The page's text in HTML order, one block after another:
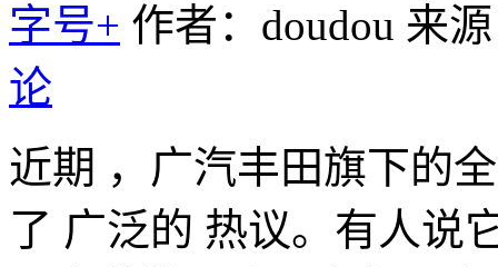
字号+ 作者：doudou 来
论
近期 ，广汽丰田旗下的
了 广泛的 热议。有人说